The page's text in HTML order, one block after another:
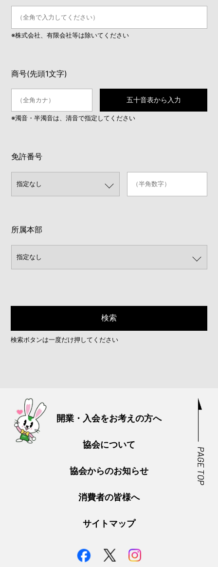
※株式会社、有限会社等は除いてください
商号(先頭1文字)
五十音表から入力
※濁音・半濁音は、清音で指定してください
免許番号
所属本部
検索ボタンは一度だけ押してください
開業・入会をお考えの方へ
協会について
協会からのお知らせ
消費者の皆様へ
サイトマップ